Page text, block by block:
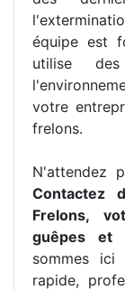
équipe est
utilise des
votre
frelons.
N'attendez
Contactez
Frelons,
guêpes et
sommes
rapide,